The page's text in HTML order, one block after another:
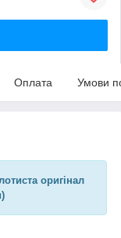
Оплата Умови
оригінал